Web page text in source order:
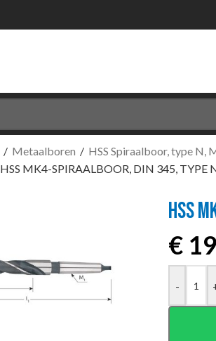
/ Metaalboren / HSS Spiraalboor, type N,
HSS MK4-SPIRAALBOOR, DIN 345, TYPE
HSS
€
-